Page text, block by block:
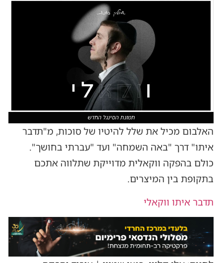
תמונת הסינגל החדש
האלבום מכיל את שלל להיטיו של סוכות, מ"תדבר
איתו" דרך "באה השמחה" ועד "עברתי בחושך".
כולם בהפקה ווקאלית מדוייקת שתלווה אתכם
בתקופת בין המיצרים.
תדבר איתו ווקאלי